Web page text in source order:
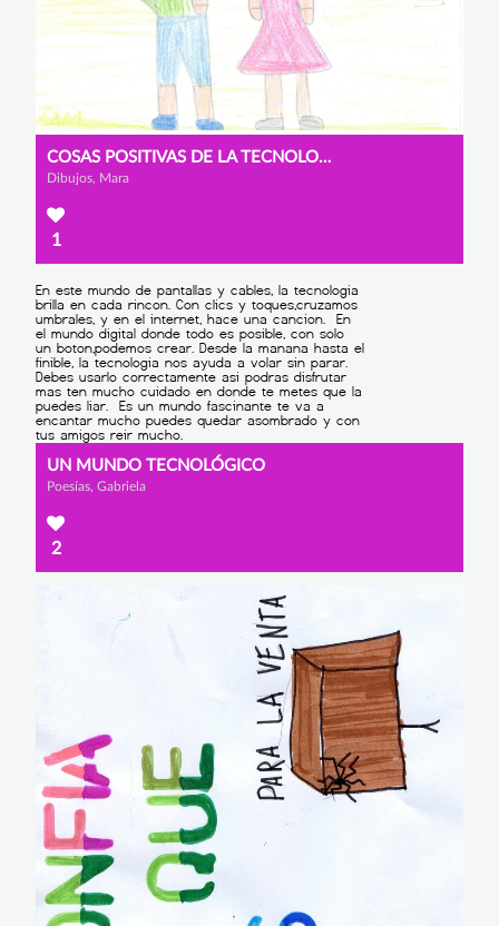
COSAS POSITIVAS DE LA TECNOLOGÍA DIGITAL.
Dibujos, Mara
1
UN MUNDO TECNOLÓGICO
Poesías, Gabriela
2